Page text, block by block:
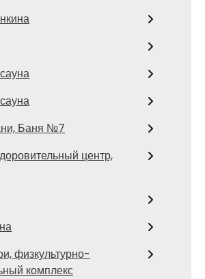
Баня №7
центр,
физкультурно-
комплекс